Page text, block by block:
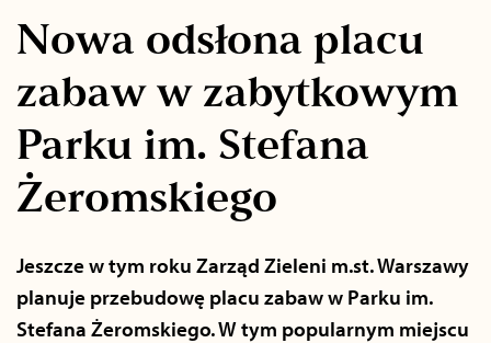
Nowa odsłona placu
zabaw w zabytkowym
Parku im. Stefana
Żeromskiego
Jeszcze w tym roku Zarząd Zieleni m.st. Warszawy
planuje przebudowę placu zabaw w Parku im.
Stefana Żeromskiego. W tym popularnym miejscu